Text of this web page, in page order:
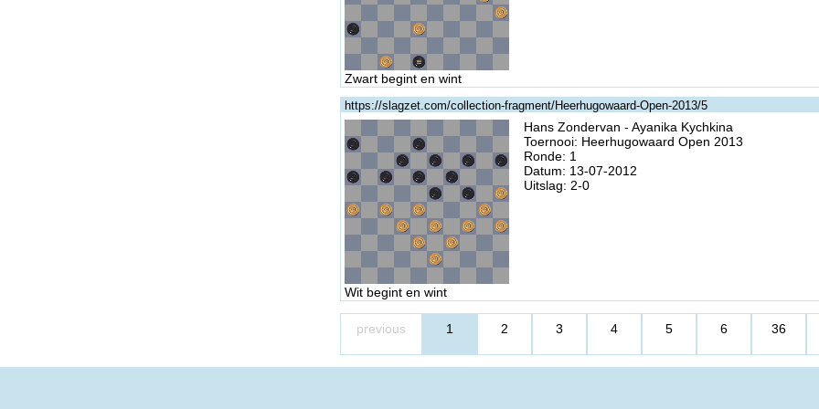
Zwart begint en wint
https://slagzet.com/collection-fragment/Heerhugowaard-Open-2013/5
Wit begint en wint
Hans Zondervan - Ayanika Kychkina
Toernooi: Heerhugowaard Open 2013
Ronde: 1
Datum: 13-07-2012
Uitslag: 2-0
previous 1 2 3 4 5 6 36